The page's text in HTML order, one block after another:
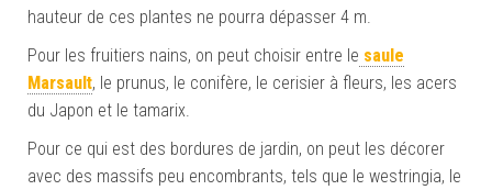
hauteur de ces plantes ne pourra dépasser 4 m.
Pour les fruitiers nains, on peut choisir entre le saule
Marsault, le prunus, le conifère, le cerisier à fleurs, les acers
du Japon et le tamarix.
Pour ce qui est des bordures de jardin, on peut les décorer
avec des massifs peu encombrants, tels que le westringia, le